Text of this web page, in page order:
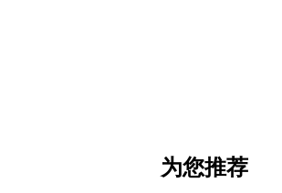
为您推荐